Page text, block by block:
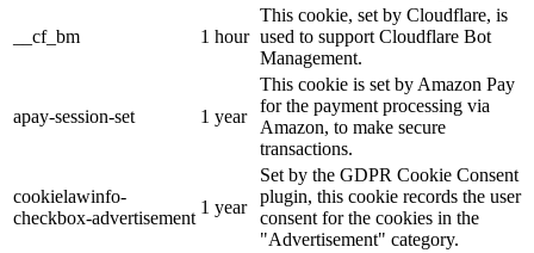
__cf_bm 1 hour
This cookie, set by Cloudflare, is
used to support Cloudflare Bot
Management.
apay-session-set 1 year
This cookie is set by Amazon Pay
for the payment processing via
Amazon, to make secure
transactions.
cookielawinfo-
checkbox-advertisement
1 year
Set by the GDPR Cookie Consent
plugin, this cookie records the user
consent for the cookies in the
"Advertisement" category.